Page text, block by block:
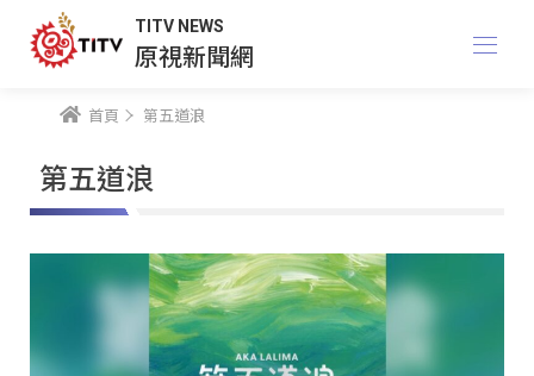
TITV NEWS
原視新聞網
首頁 第五道浪
第五道浪